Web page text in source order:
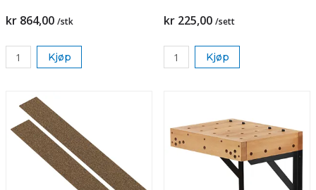
kr 864,00 /stk
Kjøp
kr 225,00 /sett
Kjøp